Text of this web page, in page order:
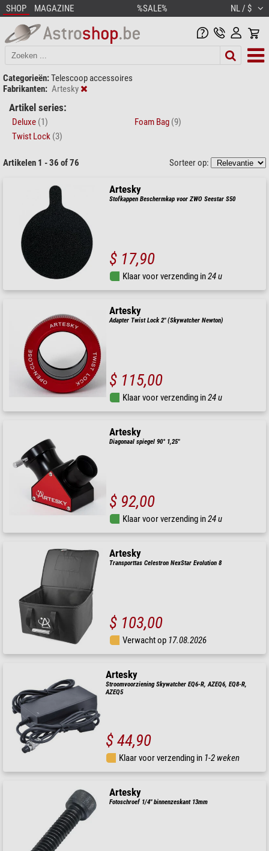
SHOP MAGAZINE %SALE% NL / $
Categorieën:Telescoop accessoires
Fabrikanten: Artesky
Artikel series:
Deluxe (1) Foam Bag (9)
Twist Lock (3)
Artikelen 1 - 36 of 76 Sorteer op:
Artesky
Stofkappen Beschermkap voor ZWO Seestar S50
$ 17,90
Klaar voor verzending in24 u
Artesky
Adapter Twist Lock 2" (Skywatcher Newton)
$ 115,00
Klaar voor verzending in24 u
Artesky
Diagonaal spiegel 90° 1,25"
$ 92,00
Klaar voor verzending in24 u
Artesky
Transporttas Celestron NexStar Evolution 8
$ 103,00
Verwacht op 17.08.2026
Artesky
Stroomvoorziening Skywatcher EQ6-R, AZEQ6, EQ8-R,
AZEQ5
$ 44,90
Klaar voor verzending in 1-2 weken
Artesky
Fotoschroef 1/4" binnenzeskant 13mm